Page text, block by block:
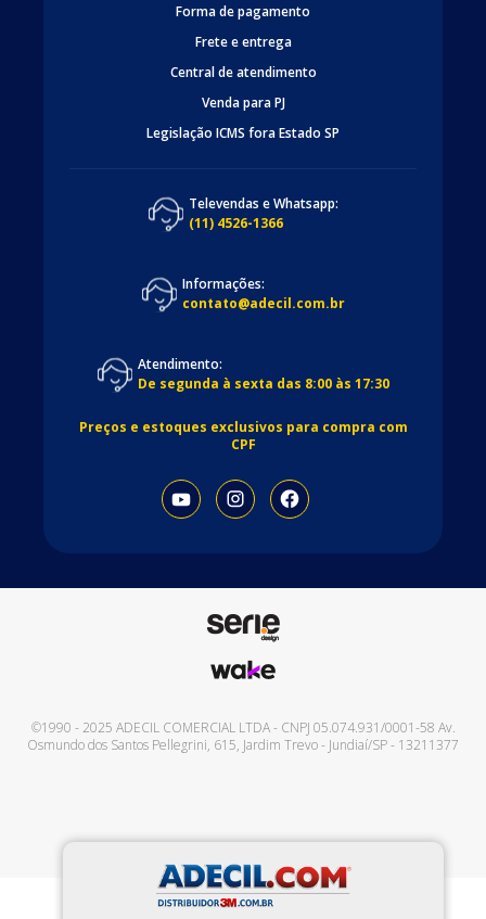
Forma de pagamento
Frete e entrega
Central de atendimento
Venda para PJ
Legislação ICMS fora Estado SP
Televendas e Whatsapp:
(11) 4526-1366
Informações:
contato@adecil.com.br
Atendimento:
De segunda à sexta das 8:00 às 17:30
Preços e estoques exclusivos para compra com
CPF
©1990 - 2025 ADECIL COMERCIAL LTDA- CNPJ 05.074.931/0001-58 Av.
Osmundo dos Santos Pellegrini, 615, Jardim Trevo- Jundiaí/SP- 13211377